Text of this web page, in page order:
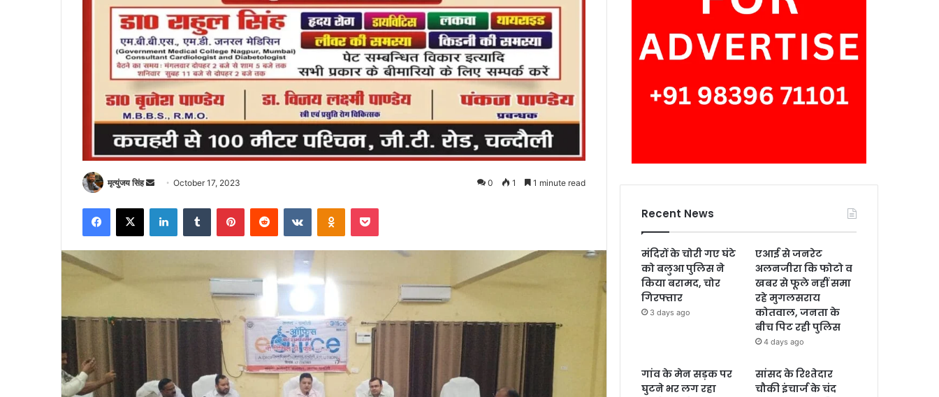
मृत्युंजय सिंह
Send
email
October 17, 2023 0 1 1 minute read
Facebook
X LinkedInTumblr PinterestReddit VKontakteOdnoklassniki
Pocket Recent News
मंदिरों के चोरी गए घंटे
को बलुआ पुलिस ने
किया बरामद, चोर
गिरफ्तार
3 days ago
एआई से जनरेट
अलनजीरा कि फोटो व
खबर से फूले नहीं समा
रहे मुगलसराय
कोतवाल, जनता के
बीच पिट रही पुलिस
4 days ago
गांव के मेन सड़क पर
घुटने भर लग रहा
सांसद के रिश्तेदार
चौकी इंचार्ज के चंद